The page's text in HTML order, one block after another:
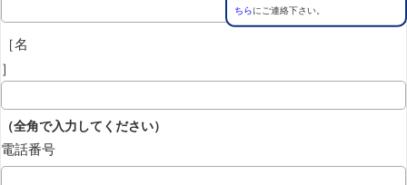
ちらにご連絡下さい。
［名
］
（全角で入力してください）
電話番号